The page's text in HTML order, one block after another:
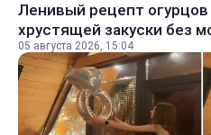
Ленивый рецепт огурцов
хрустящей закуски без
05 августа 2026, 15:04